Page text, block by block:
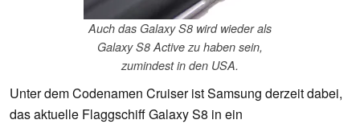
Auch das Galaxy S8 wird wieder als
Galaxy S8 Active zu haben sein,
zumindest in den USA.
Unter dem Codenamen Cruiser ist Samsung derzeit dabei,
das aktuelle Flaggschiff Galaxy S8 in ein